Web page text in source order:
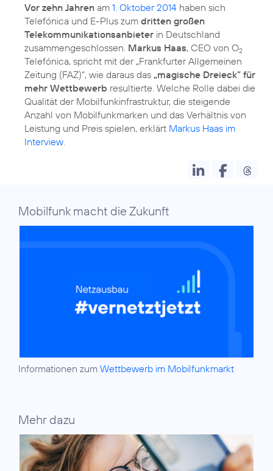
Vor zehn Jahren am 1. Oktober 2014 haben sich
Telefónica und E-Plus zum dritten großen
Telekommunikationsanbieter in Deutschland
zusammengeschlossen. Markus Haas, CEO von O2
Telefónica, spricht mit der „Frankfurter Allgemeinen
Zeitung (FAZ)“, wie daraus das „magische Dreieck” für
mehr Wettbewerb resultierte. Welche Rolle dabei die
Qualität der Mobilfunkinfrastruktur, die steigende
Anzahl von Mobilfunkmarken und das Verhältnis von
Leistung und Preis spielen, erklärt Markus Haas im
Interview
Mobilfunk macht die Zukunft
Informationen zum Wettbewerb im Mobilfunkmarkt
Mehr dazu